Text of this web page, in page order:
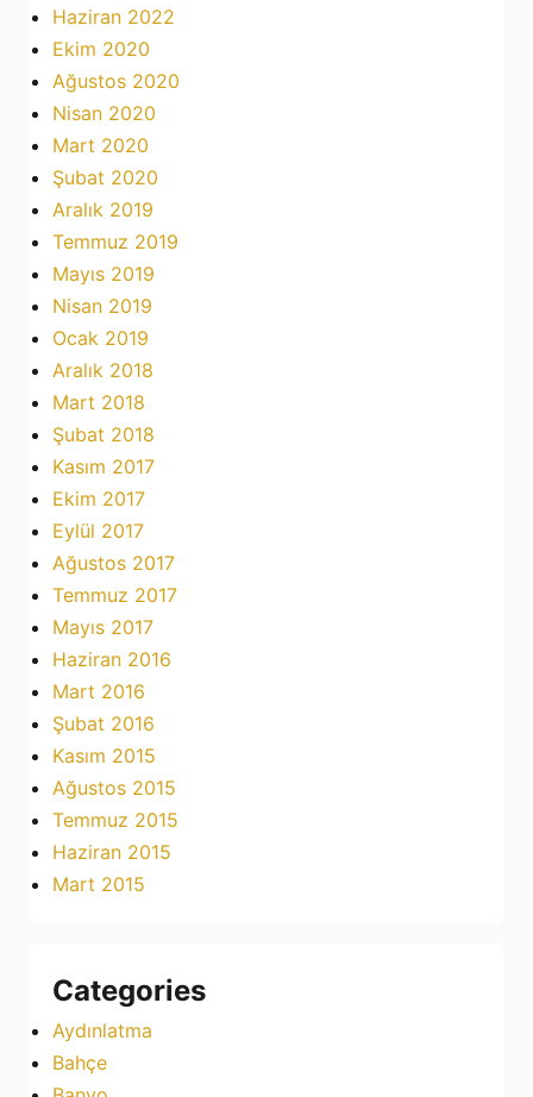
Haziran 2022
Ekim 2020
Ağustos 2020
Nisan 2020
Mart 2020
Şubat 2020
Aralık 2019
Temmuz 2019
Mayıs 2019
Nisan 2019
Ocak 2019
Aralık 2018
Mart 2018
Şubat 2018
Kasım 2017
Ekim 2017
Eylül 2017
Ağustos 2017
Temmuz 2017
Mayıs 2017
Haziran 2016
Mart 2016
Şubat 2016
Kasım 2015
Ağustos 2015
Temmuz 2015
Haziran 2015
Mart 2015
Categories
Aydınlatma
Bahçe